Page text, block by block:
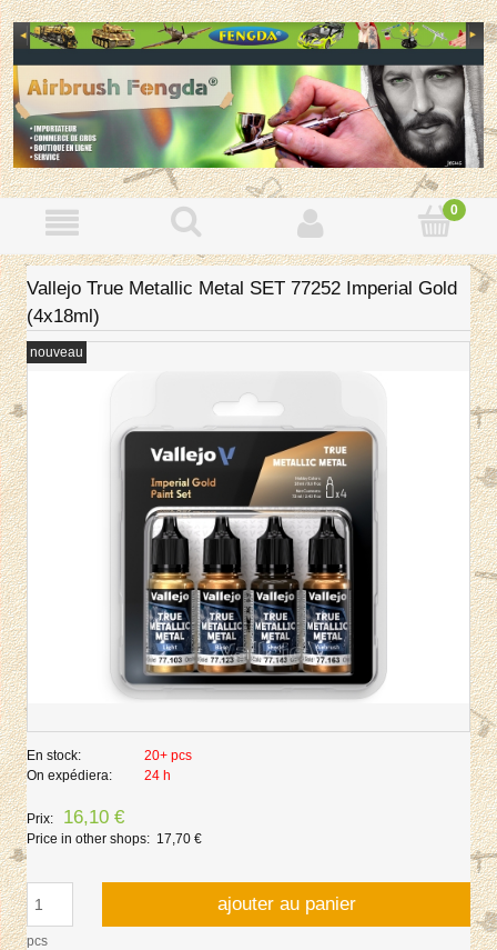
Vallejo True Metallic Metal SET 77252 Imperial Gold
(4x18ml)
nouveau
En stock:
20+ pcs
On expédiera:
24 h
Prix: 16,10 €
Price in other shops: 17,70 €
pcs
ajouter au panier